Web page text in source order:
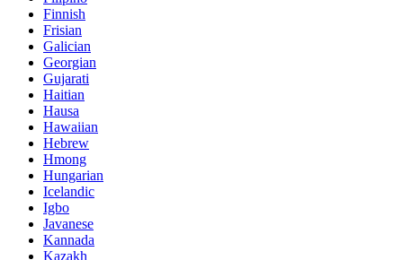
Finnish
Frisian
Galician
Georgian
Gujarati
Haitian
Hausa
Hawaiian
Hebrew
Hmong
Hungarian
Icelandic
Igbo
Javanese
Kannada
Kazakh